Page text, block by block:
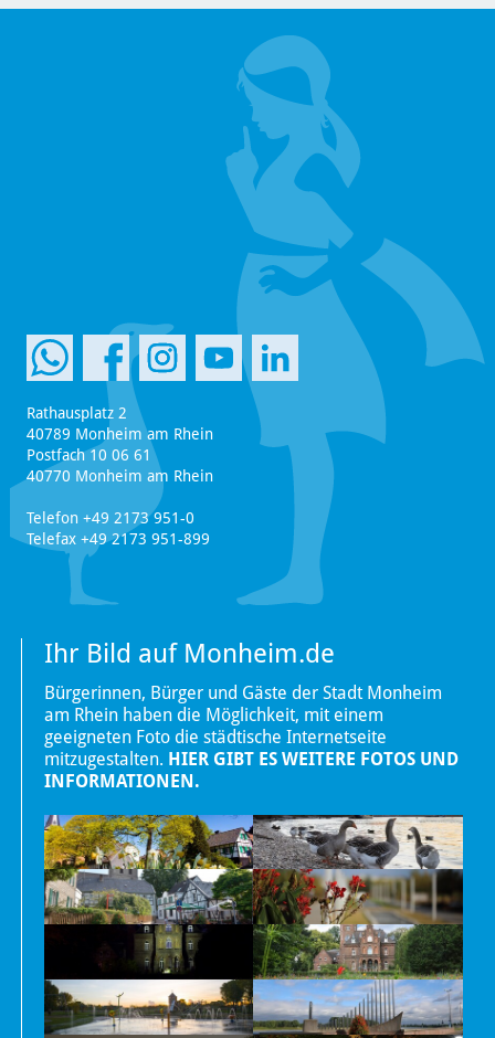
Rathausplatz 2
40789 Monheim am Rhein
Postfach 10 06 61
40770 Monheim am Rhein
Telefon +49 2173 951-0
Telefax +49 2173 951-899
Ihr Bild auf Monheim.de
Bürgerinnen, Bürger und Gäste der Stadt Monheim
am Rhein haben die Möglichkeit, mit einem
geeigneten Foto die städtische Internetseite
mitzugestalten. HIER GIBT ES WEITERE FOTOS UND
INFORMATIONEN.